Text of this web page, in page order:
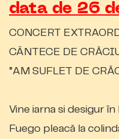
data de 26
CONCERT
CÂNTECE DE
”AM SUFLET DE
Vine iarna si desigur
Fuego pleacă la